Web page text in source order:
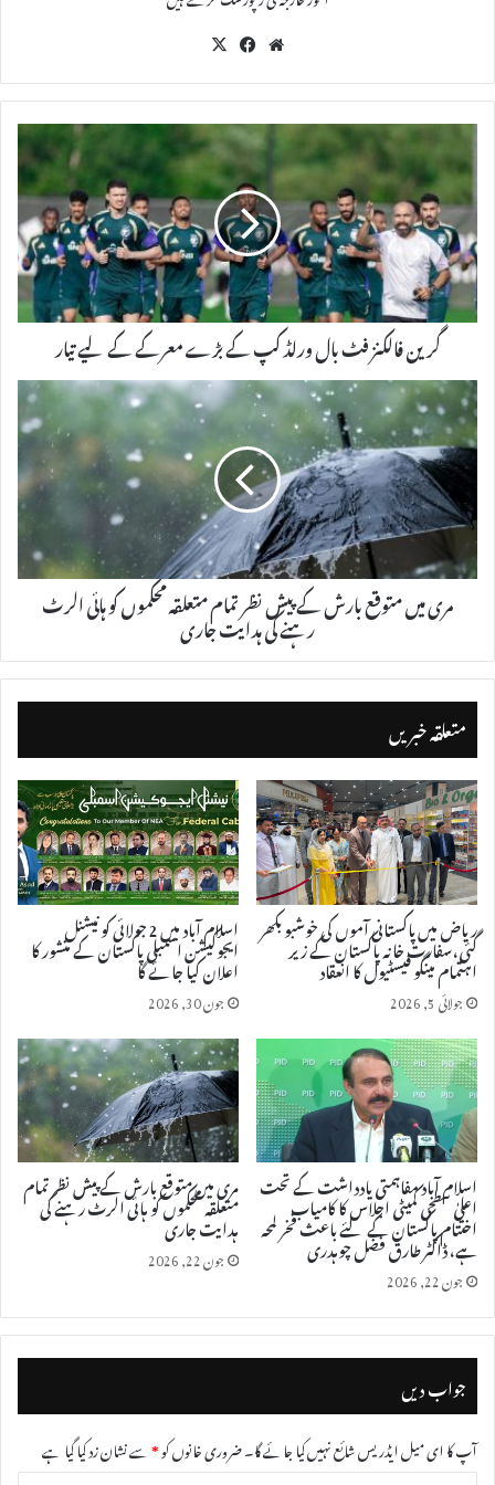
We
bsi
te
Fac
oo
k
گرین فالکنز فٹ بال ورلڈ کپ کے بڑے معرکے کے لیے تیار
مری میں متوقع بارش کے پیش نظر تمام متعلقہ محکموں کو ہائی الرٹ
رہنے کی ہدایت جاری
متعلقہ خبریں
ریاض میں پاکستانی آموں کی خوشبو بکھر
گئی، سفارت خانہ پاکستان کے زیر
اہتمام مینگو فیسٹیول کا انعقاد
جولائی 5, 2026
اسلام آباد میں 2 جولائی کو نیشنل
ایجوکیشن اسمبلی پاکستان کے منشور کا
اعلان کیا جائے گا
جون 30, 2026
اسلام آباد مفاہمتی یادداشت کے تحت
اعلیٰ سطحی کمیٹی اجلاس کا کامیاب
اختتام پاکستان کے لئے باعث فخر لمحہ
ہے، ڈاکٹر طارق فضل چوہدری
جون 22, 2026
مری میں متوقع بارش کے پیش نظر تمام
متعلقہ محکموں کو ہائی الرٹ رہنے کی
ہدایت جاری
جون 22, 2026
جواب دیں
آپ کا ای میل ایڈریس شائع نہیں کیا جائے گا۔ضروری خانوں کو*سے نشان زد کیا گیا ہے